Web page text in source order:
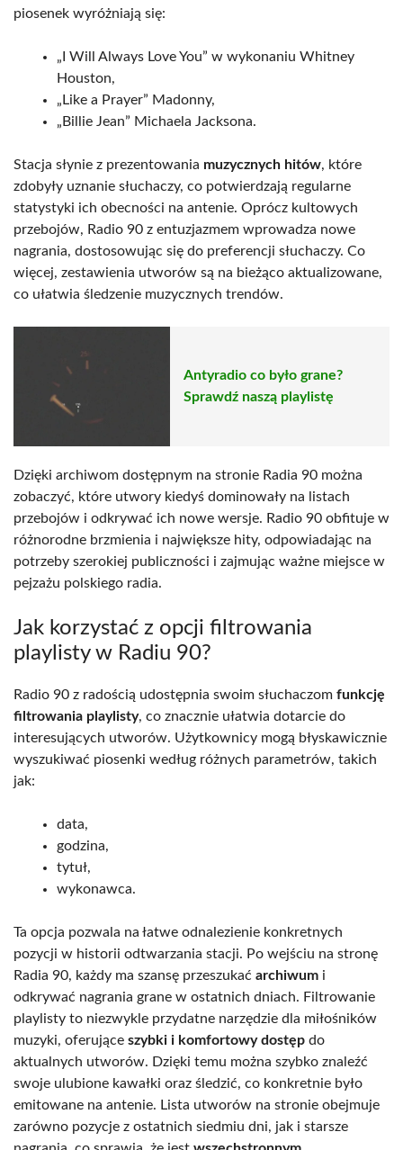
piosenek wyróżniają się:
„I Will Always Love You” w wykonaniu Whitney
Houston,
„Like a Prayer” Madonny,
„Billie Jean” Michaela Jacksona.
Stacja słynie z prezentowania muzycznych hitów, które
zdobyły uznanie słuchaczy, co potwierdzają regularne
statystyki ich obecności na antenie. Oprócz kultowych
przebojów, Radio 90 z entuzjazmem wprowadza nowe
nagrania, dostosowując się do preferencji słuchaczy. Co
więcej, zestawienia utworów są na bieżąco aktualizowane,
co ułatwia śledzenie muzycznych trendów.
Antyradio co było grane?
Sprawdź naszą playlistę
Dzięki archiwom dostępnym na stronie Radia 90 można
zobaczyć, które utwory kiedyś dominowały na listach
przebojów i odkrywać ich nowe wersje. Radio 90 obfituje w
różnorodne brzmienia i największe hity, odpowiadając na
potrzeby szerokiej publiczności i zajmując ważne miejsce w
pejzażu polskiego radia.
Jak korzystać z opcji filtrowania
playlisty w Radiu 90?
Radio 90 z radością udostępnia swoim słuchaczom funkcję
filtrowania playlisty, co znacznie ułatwia dotarcie do
interesujących utworów. Użytkownicy mogą błyskawicznie
wyszukiwać piosenki według różnych parametrów, takich
jak:
data,
godzina,
tytuł,
wykonawca.
Ta opcja pozwala na łatwe odnalezienie konkretnych
pozycji w historii odtwarzania stacji. Po wejściu na stronę
Radia 90, każdy ma szansę przeszukać archiwum i
odkrywać nagrania grane w ostatnich dniach. Filtrowanie
playlisty to niezwykle przydatne narzędzie dla miłośników
muzyki, oferujące szybki i komfortowy dostęp do
aktualnych utworów. Dzięki temu można szybko znaleźć
swoje ulubione kawałki oraz śledzić, co konkretnie było
emitowane na antenie. Lista utworów na stronie obejmuje
zarówno pozycje z ostatnich siedmiu dni, jak i starsze